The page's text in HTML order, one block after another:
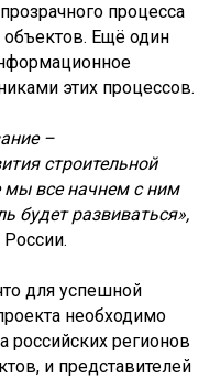
процесса
объектов. Ещё один
этих процессов.
–
строительной
мы все начнем с ним
будет развиваться»,
для успешной
необходимо
российских регионов
и представителей